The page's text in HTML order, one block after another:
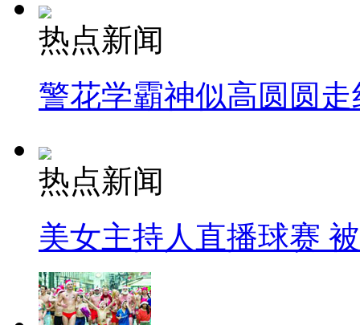
热点新闻
警花学霸神似高圆圆走
热点新闻
美女主持人直播球赛